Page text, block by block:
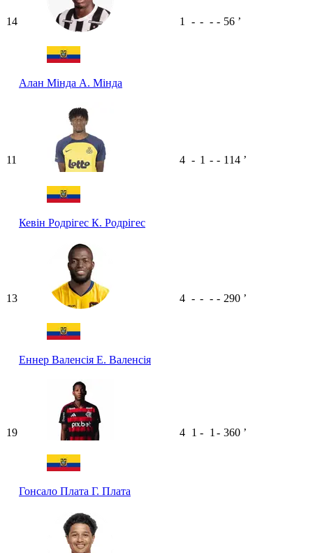
14
Алан Мінда А. Мінда
1 - - - - 56 ʼ
11
Кевін Родрігес К. Родрігес
4 - 1 - - 114 ʼ
13
Еннер Валенсія Е. Валенсія
4 - - - - 290 ʼ
19
Гонсало Плата Г. Плата
4 1 - 1 - 360 ʼ